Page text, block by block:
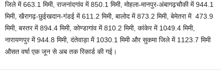
जिले में 663.1 मिमी, राजनांदगांव में 850.1 मिमी, मोहला-मानपुर-अंबागढ़चौकी में 944.1
मिमी, खैरागढ़-छुईखदान-गंडई में 611.2 मिमी, बालोद में 873.2 मिमी, बेमेतरा में 473.9
मिमी, बस्तर में 894.4 मिमी, कोण्डागांव में 810.2 मिमी, कांकेर में 1049.4 मिमी,
नारायणपुर में 944.8 मिमी, दंतेवाड़ा में 1030.1 मिमी और सुकमा जिले में 1123.7 मिमी
औसत वर्षा एक जून से अब तक रिकार्ड की गई।